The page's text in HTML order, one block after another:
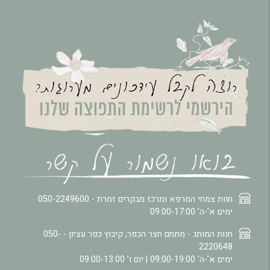
חוות צמחי המרפא ומרכז מבקרים זמרת - 050-2249600
ימים א’-ה’ 09:00-17:00
חנות המותג - מתחם חצר הכפר, קיבוץ כפר עציון - 050-
2220648
ימים א’-ה’ 09:00-19:00 | יום ו’ 09:00-13:00